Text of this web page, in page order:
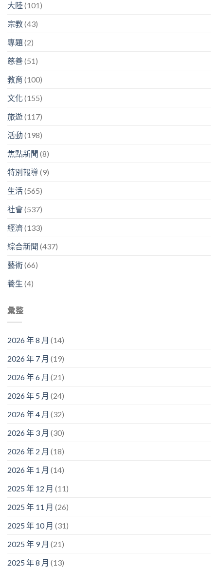
大陸(101)
宗教(43)
專題(2)
慈善(51)
教育 (100)
文化 (155)
旅遊(117)
活動 (198)
焦點新聞 (8)
特別報導(9)
生活(565)
社會(537)
經濟 (133)
綜合新聞 (437)
藝術(66)
養生 (4)
彙整
2026 年 8 月 (14)
2026 年 7 月 (19)
2026 年 6 月 (21)
2026 年 5 月 (24)
2026 年 4 月 (32)
2026 年 3 月 (30)
2026 年 2 月 (18)
2026 年 1 月 (14)
2025 年 12 月 (11)
2025 年 11 月 (26)
2025 年 10 月 (31)
2025 年 9 月 (21)
2025 年 8 月 (13)